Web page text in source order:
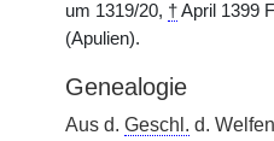
um 1319/20, †April 1399
(Apulien).
Genealogie
Aus d. Geschl. d.